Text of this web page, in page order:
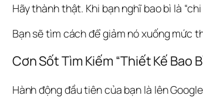
Hãy thành thật. Khi bạn nghĩ bao bì là “chi
Bạn sẽ tìm cách để giảm nó xuống mức
Cơn Sốt Tìm Kiếm “Thiết Kế Bao
Hành động đầu tiên của bạn là lên